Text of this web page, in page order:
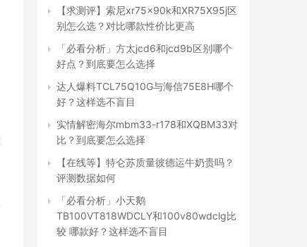
【求测评】索尼xr75x90k和XR75X95j区
别怎么选？对比哪款性价比更高
「必看分析」方太jcd6和jcd9b区别哪个
好点？到底要怎么选择
达人爆料TCL75Q10G与海信75E8H哪个
好？这样选不盲目
实情解密海尔mbm33-r178和XQBM33对
比？到底要怎么选择
【在线等】特仑苏质量彼德运牛奶贵吗？
评测数据如何
「必看分析」小天鹅
TB100VT818WDCLY和100v80wdclg比
较 哪款好？这样选不盲目